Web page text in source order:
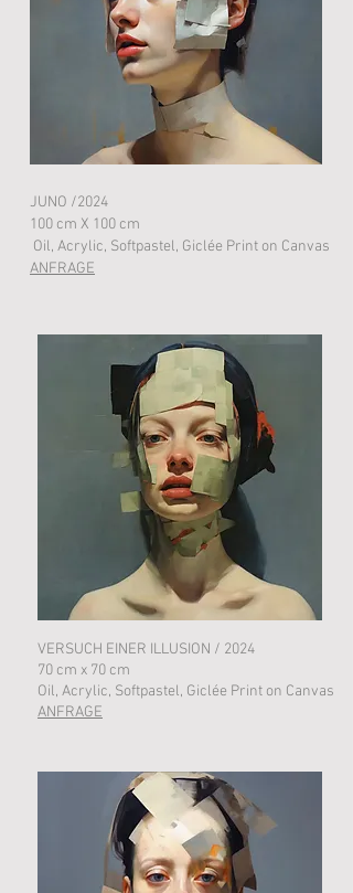
JUNO /2024
100 cm X 100 cm
Oil, Acrylic, Softpastel, Giclée Print on Canvas
ANFRAGE
VERSUCH EINER ILLUSION / 2024
70 cm x 70 cm
Oil, Acrylic, Softpastel, Giclée Print on Canvas
ANFRAGE